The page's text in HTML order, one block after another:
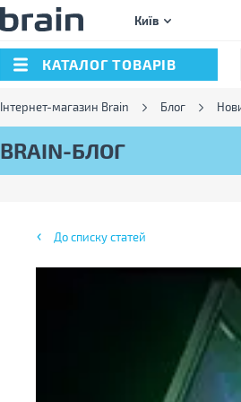
Київ
КАТАЛОГ ТОВАРІВ
Інтернет-магазин Brain Блог
BRAIN-БЛОГ
До списку статей